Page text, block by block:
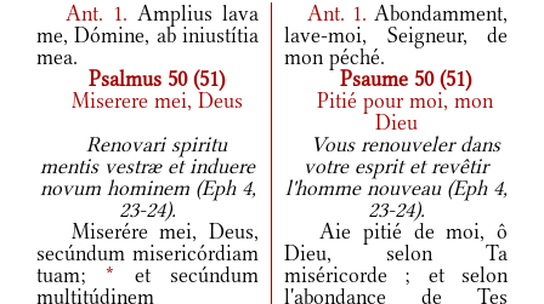
Ant. 1. Amplius lava
me, Dómine, ab iniustítia
mea.
Ant. 1. Abondamment,
lave-moi, Seigneur, de
mon péché.
Psalmus 50 (51)
Psaume 50 (51)
Miserere mei, Deus
Pitié pour moi, mon
Dieu
Renovari spiritu
mentis vestræ et induere
novum hominem (Eph 4,
23-24).
Vous renouveler dans
votre esprit et revêtir
l'homme nouveau (Eph 4,
23-24).
Miserére mei, Deus,
secúndum misericórdiam
tuam;* et secúndum
multitúdinem
Aie pitié de moi, ô
Dieu, selon Ta
miséricorde ; et selon
l'abondance de Tes